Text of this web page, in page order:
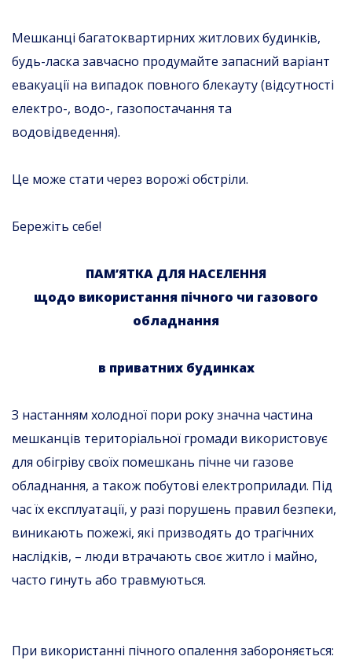
Мешканці багатоквартирних житлових будинків,
будь-ласка завчасно продумайте запасний варіант
евакуації на випадок повного блекауту (відсутності
електро-, водо-, газопостачання та
водовідведення).
Це може стати через ворожі обстріли.
Бережіть себе!
ПАМ’ЯТКА ДЛЯ НАСЕЛЕННЯ
щодо використання пічного чи газового
обладнання
в приватних будинках
З настанням холодної пори року значна частина
мешканців територіальної громади використовує
для обігріву своїх помешкань пічне чи газове
обладнання, а також побутові електроприлади. Під
час їх експлуатації, у разі порушень правил безпеки,
виникають пожежі, які призводять до трагічних
наслідків, – люди втрачають своє житло і майно,
часто гинуть або травмуються.
При використанні пічного опалення забороняється: